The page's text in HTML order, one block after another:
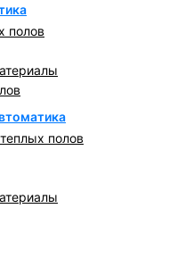
полов
полов